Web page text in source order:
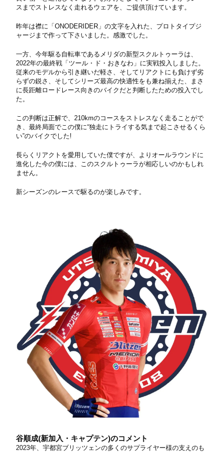
スまでストレスなく走れるウェアを、ご提供頂けています。
昨年は襟に「ONODERIDER」の文字を入れた、プロトタイプジ
ャージまで作って下さいました。感激でした。
一方、今年駆る自転車であるメリダの新型スクルトゥーラは、
2022年の最終戦「ツール・ド・おきなわ」に実戦投入しました。
従来のモデルから引き継いだ軽さ、そしてリアクトにも負けず劣
らずの鋭さ、そしてシリーズ最高の快適性をも兼ね揃えた、まさ
に⻑距離ロードレース向きのバイクだと判断したための投入でし
た。
この判断は正解で、210kmのコースをストレスなく走ることがで
き、最終局面でこの僕に“独走にトライする気まで起こさせるくら
い”のバイクでした!
⻑らくリアクトを愛用していた僕ですが、よりオールラウンドに
進化した今の僕には、このスクルトゥーラが相応しいのかもしれ
ません。
新シーズンのレースで駆るのが楽しみです。
谷順成(新加入・キャプテン)のコメント
2023年、宇都宮ブリッツェンの多くのサプライヤー様の支えのも